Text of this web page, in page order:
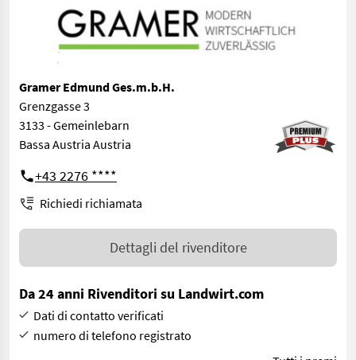
Gramer Edmund Ges.m.b.H.
Grenzgasse 3
3133 - Gemeinlebarn
Bassa Austria Austria
+43 2276 ****
Richiedi richiamata
Dettagli del rivenditore
Da 24 anni Rivenditori su Landwirt.com
Dati di contatto verificati
numero di telefono registrato